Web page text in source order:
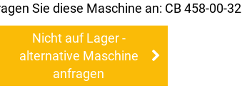
Sie diese Maschine an: CB 458-00-32
Nicht auf Lager -
alternative Maschine
anfragen